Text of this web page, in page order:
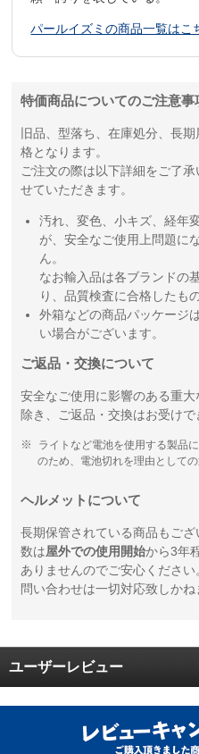
パールイズミの商品一覧はこ
特価商品についてのご注意事
旧品、型落ち、在庫処分、長
格となります。
ご注文の際は以下詳細をご了
せていただきます。
汚れ、変色、小キズ、経年
が、安全なご使用上問題に
ん。
なお輸入品は各ブランドの
り、品質検査に合格したも
外箱などの商品パッケージ
い場合がございます。
ご返品・交換について
安全なご使用に影響のある重
除き、ご返品・交換はお受けで
ライトなど電池を使用する製品
のため、電池切れを理由として
ヘルメットについて
長期保管されている商品もご
数は屋外での使用開始から3年
ありませんのでご安心くださ
問い合わせは一切対応致しかね
ユーザーレビュー